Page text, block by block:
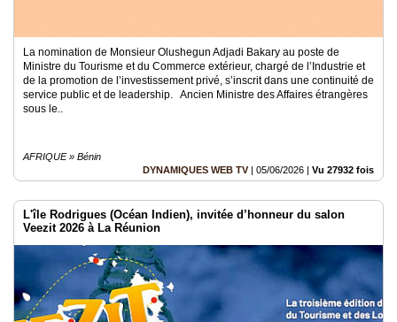
La nomination de Monsieur Olushegun Adjadi Bakary au poste de
Ministre du Tourisme et du Commerce extérieur, chargé de l’Industrie et
de la promotion de l’investissement privé, s’inscrit dans une continuité de
service public et de leadership. Ancien Ministre des Affaires étrangères
sous le..
AFRIQUE » Bénin
DYNAMIQUES WEB TV | 05/06/2026 | Vu 27932 fois
L'île Rodrigues (Océan Indien), invitée d’honneur du salon
Veezit 2026 à La Réunion